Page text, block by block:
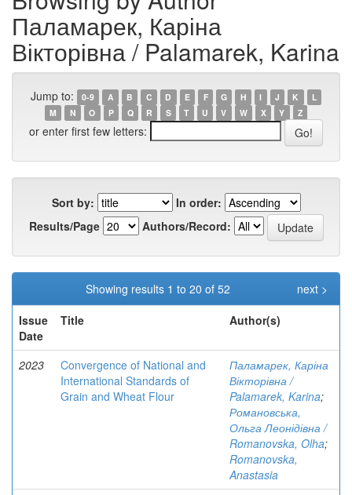
Паламарек, Каріна
Вікторівна / Palamarek, Karina
Jump to: 0-9 A B C D E F G H I J K
L
M
N O P Q R S T U V W X Y Z
or enter first few letters:
Sort by:
In order:
Results/Page
Authors/Record:
Showing results 1 to 20 of 52
next >
Issue
Date
Title Author(s)
2023
Convergence of National and
International Standards of
Grain and Wheat Flour
Паламарек, Каріна
Вікторівна /
Palamarek, Karina;
Романовська,
Ольга Леонідівна /
Romanovska, Olha;
Romanovska,
Anastasia